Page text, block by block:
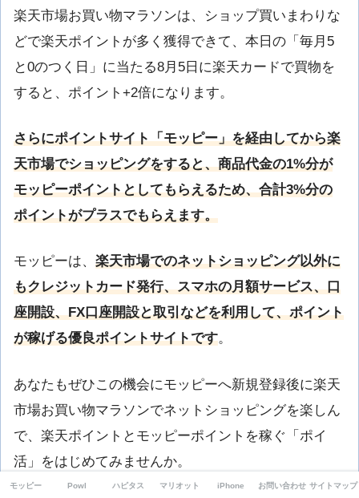
楽天市場お買い物マラソンは、ショップ買いまわりな
どで楽天ポイントが多く獲得できて、本日の「毎月5
と0のつく日」に当たる8月5日に楽天カードで買物を
すると、ポイント+2倍になります。
さらにポイントサイト「モッピー」を経由してから楽
天市場でショッピングをすると、商品代金の1%分が
モッピーポイントとしてもらえるため、合計3%分の
ポイントがプラスでもらえます。
モッピーは、 楽天市場でのネットショッピング以外に
もクレジットカード発行、スマホの月額サービス、口
座開設、FX口座開設と取引などを利用して、ポイント
が稼げる優良ポイントサイトです。
あなたもぜひこの機会にモッピーへ新規登録後に楽天
市場お買い物マラソンでネットショッピングを楽しん
で、楽天ポイントとモッピーポイントを稼ぐ「ポイ
活」をはじめてみませんか。
モッピー Powl ハピタス マリオット iPhone お問い合わせ サイトマップ